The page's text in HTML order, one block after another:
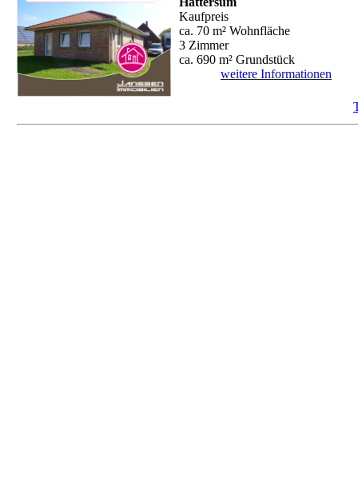
Kaufpreis
ca. 70 m² Wohnfläche
3 Zimmer
ca. 690 m² Grundstück
weitere Informationen